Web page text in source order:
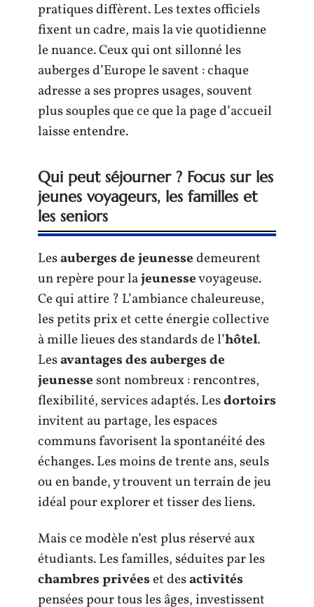
pratiques diffèrent. Les textes officiels
fixent un cadre, mais la vie quotidienne
le nuance. Ceux qui ont sillonné les
auberges d’Europe le savent : chaque
adresse a ses propres usages, souvent
plus souples que ce que la page d’accueil
laisse entendre.
Qui peut séjourner ? Focus sur les
jeunes voyageurs, les familles et
les seniors
Lesauberges de jeunessedemeurent
un repère pour lajeunessevoyageuse.
Ce qui attire ? L’ambiance chaleureuse,
les petits prix et cette énergie collective
à mille lieues des standards de l’hôtel.
Lesavantages des auberges de
jeunessesont nombreux : rencontres,
flexibilité, services adaptés. Lesdortoirs
invitent au partage, les espaces
communs favorisent la spontanéité des
échanges. Les moins de trente ans, seuls
ou en bande, y trouvent un terrain de jeu
idéal pour explorer et tisser des liens.
Mais ce modèle n’est plus réservé aux
étudiants. Les familles, séduites par les
chambres privéeset desactivités
pensées pour tous les âges, investissent